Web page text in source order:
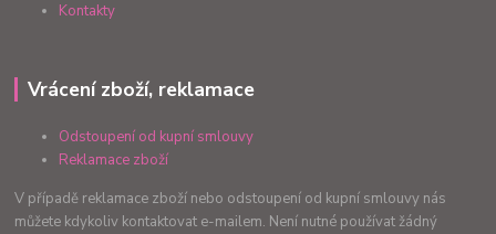
Kontakty
Vrácení zboží, reklamace
Odstoupení od kupní smlouvy
Reklamace zboží
V případě reklamace zboží nebo odstoupení od kupní smlouvy nás
můžete kdykoliv kontaktovat e-mailem. Není nutné používat žádný